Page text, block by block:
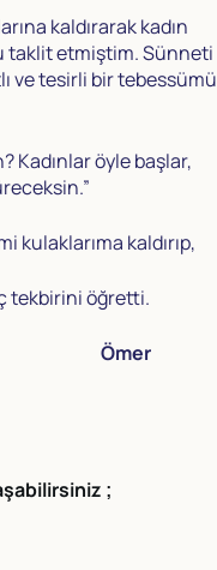
kaldırarak kadın
taklit etmiştim. Sünneti
ve tesirli bir tebessümü
Kadınlar öyle başlar,
kulaklarıma kaldırıp,
tekbirini öğretti.
Ömer
;